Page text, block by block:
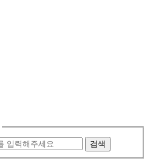
검색